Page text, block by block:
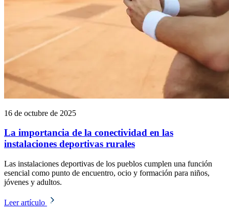
16 de octubre de 2025
La importancia de la conectividad en las
instalaciones deportivas rurales
Las instalaciones deportivas de los pueblos cumplen una función
esencial como punto de encuentro, ocio y formación para niños,
jóvenes y adultos.
Leer artículo